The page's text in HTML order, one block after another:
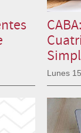
Lunes